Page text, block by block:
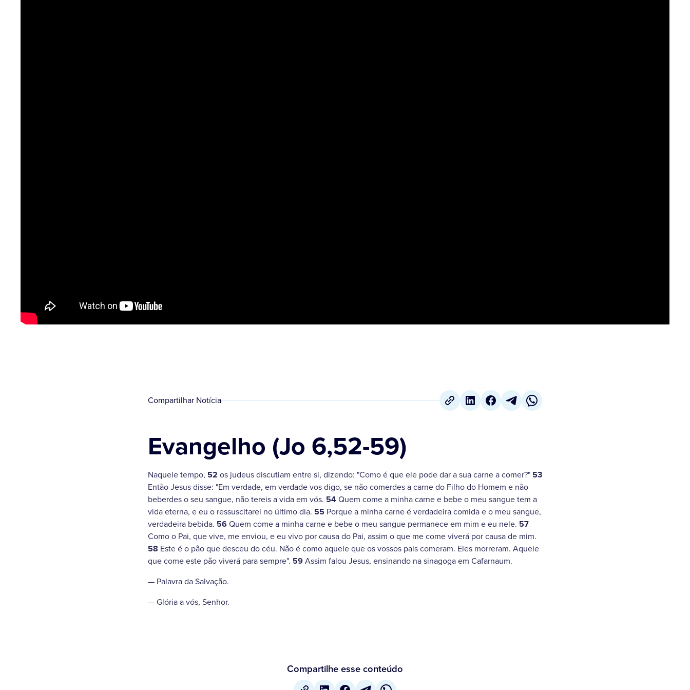
Compartilhar Notícia
Evangelho (Jo 6,52-59)
Naquele tempo, 52 os judeus discutiam entre si, dizendo: "Como é que ele pode dar a sua carne a comer?" 53
Então Jesus disse: "Em verdade, em verdade vos digo, se não comerdes a carne do Filho do Homem e não
beberdes o seu sangue, não tereis a vida em vós. 54Quem come a minha carne e bebe o meu sangue tem a
vida eterna, e eu o ressuscitarei no último dia. 55 Porque a minha carne é verdadeira comida e o meu sangue,
verdadeira bebida. 56Quem come a minha carne e bebe o meu sangue permanece em mim e eu nele. 57
Como o Pai, que vive, me enviou, e eu vivo por causa do Pai, assim o que me come viverá por causa de mim.
58 Este é o pão que desceu do céu. Não é como aquele que os vossos pais comeram. Eles morreram. Aquele
que come este pão viverá para sempre". 59Assim falou Jesus, ensinando na sinagoga em Cafarnaum.
— Palavra da Salvação.
— Glória a vós, Senhor.
Compartilhe esse conteúdo